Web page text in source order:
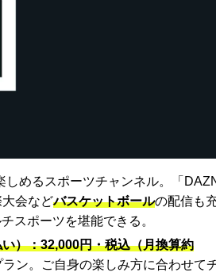
しめるスポーツチャンネル。「
会などバスケットボールの配信も
スポーツを堪能できる。
）：32,000円・税込（月換算約
ラン。ご自身の楽しみ方に合わせて